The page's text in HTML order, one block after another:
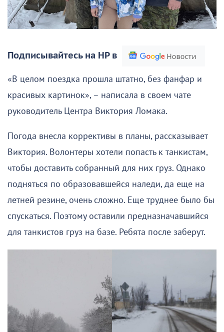
Подписывайтесь на НР в
«В целом поездка прошла штатно, без фанфар и
красивых картинок», – написала в своем чате
руководитель Центра Виктория Ломака.
Погода внесла коррективы в планы, рассказывает
Виктория. Волонтеры хотели попасть к танкистам,
чтобы доставить собранный для них груз. Однако
подняться по образовавшейся наледи, да еще на
летней резине, очень сложно. Еще труднее было бы
спускаться. Поэтому оставили предназначавшийся
для танкистов груз на базе. Ребята после заберут.